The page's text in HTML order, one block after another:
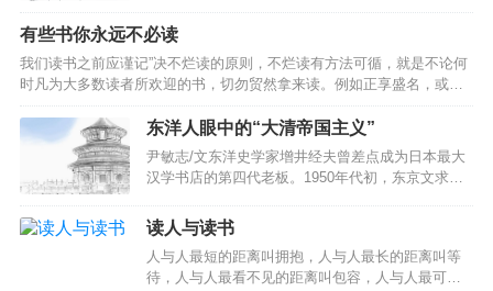
德·培根，是美国圣公会加利福尼亚州帕萨迪纳市主
教教区的教区长，任职15年，拥有4000多名教徒。
斯林和无神论者。诺贝尔和平奖获得者、南非大主
教德斯…
体系。你完全可以用自己喜欢的方式来获取自己知
识的未知领域。 读书不是唯一的学习方法，但是
读书确是我们日常生活中较为经济、非常有效的学
习方式。对于培训来说，你不得不付出大量的金钱
与时间来参加各种各样的线上或是线下的学习，少
则数百，多则数万，这对于一个对知识求知若渴的
人来说，实在是承担不起。然而读书根本不需要花
费昂贵的价…
有些书你永远不必读
我们读书之前应谨记”决不烂读的原则，不烂读有方法可循，就是不论何
时凡为大多数读者所欢迎的书，切勿贸然拿来读。例如正享盛名，或者
在一年中发行了数版的书籍都是，不管它属于政治或宗教性还是小说或
诗歌。你要知道，凡为愚者所写作的人是常会受大众欢迎的。不如把宝
贵的时间专读伟人的已有定评的名著，只有这些书才是开卷有益的。不
读坏书，没有人会责难你，好书读得多，也不会引起非议。坏书有如毒
药，足以伤害心神——因为一般人通常只读新出版的书，而无暇阅读前
贤的睿智作品，所以连作者也仅停滞在流行思想的小范围中，我们的时
代…
东洋人眼中的“大清帝国主义”
尹敏志/文东洋史学家增井经夫曾差点成为日本最大
汉学书店的第四代老板。1950年代初，东京文求堂
世，仅存的三子田中壮吉年龄太小，不足以继承家
业。最后唯一的希望落在田中庆太郎的女婿增井肩
上，但他在深思熟虑后，最终决定远赴金泽大学任
教。几年后，为郭沫若、鲁迅、周作人出版过著作
读人与读书
人与人最短的距离叫拥抱，人与人最长的距离叫等
待，人与人最看不见的距离叫包容，人与人最可怕